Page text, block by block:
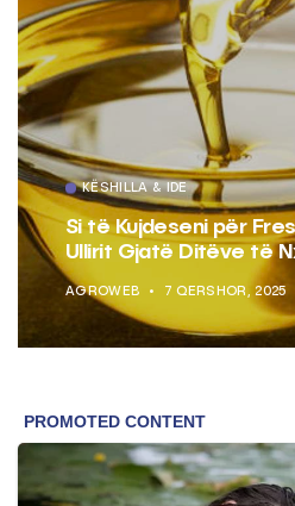
KËSHILLA & IDE
Si të Kujdeseni për
Ullirit Gjatë Ditëve të
AGROWEB 7 QERSHOR, 2025